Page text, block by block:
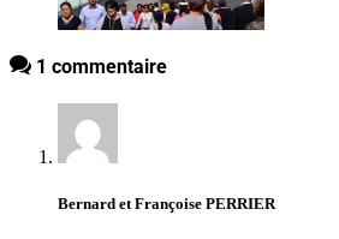
1 commentaire
Bernard et Françoise PERRIER